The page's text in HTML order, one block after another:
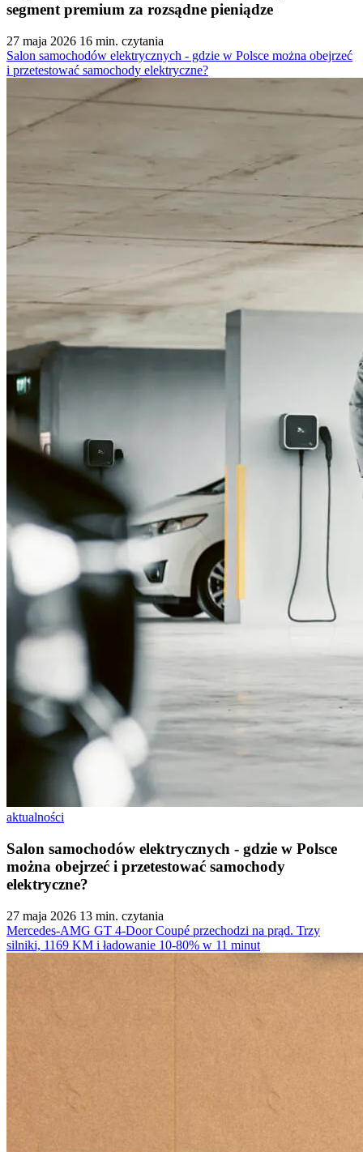
segment premium za rozsądne pieniądze
27 maja 2026 16 min. czytania
Salon samochodów elektrycznych - gdzie w Polsce można obejrzeć
i przetestować samochody elektryczne?
aktualności
Salon samochodów elektrycznych - gdzie w Polsce
można obejrzeć i przetestować samochody
elektryczne?
27 maja 2026 13 min. czytania
Mercedes-AMG GT 4-Door Coupé przechodzi na prąd. Trzy
silniki, 1169 KM i ładowanie 10-80% w 11 minut